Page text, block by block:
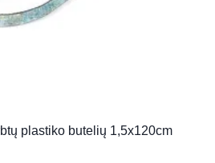
plastiko butelių 1,5x120cm